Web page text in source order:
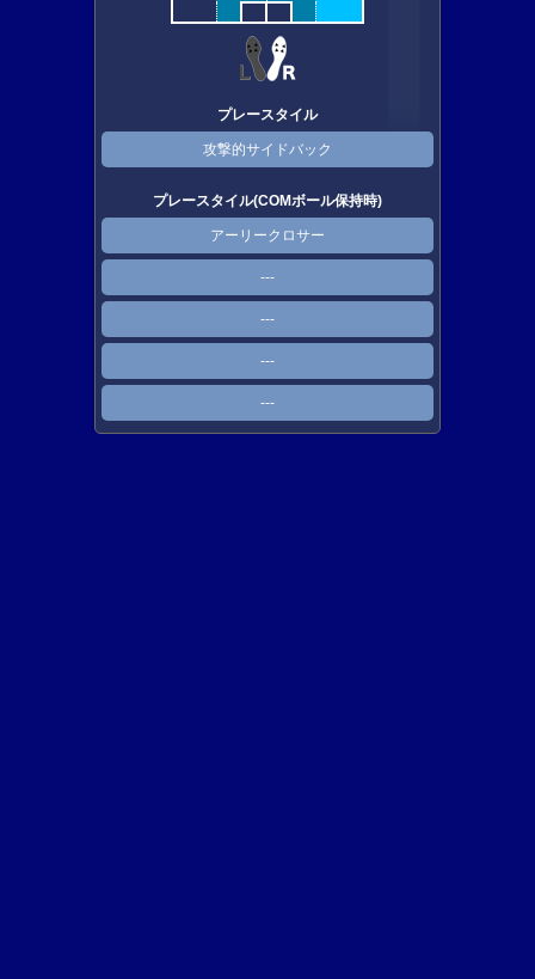
プレースタイル
攻撃的サイドバック
プレースタイル(COMボール保持時)
アーリークロサー
---
---
---
---